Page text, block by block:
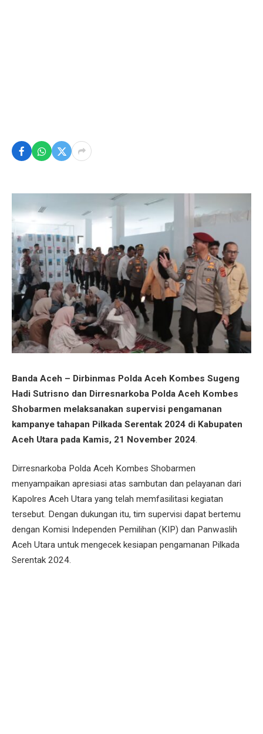
Banda Aceh – Dirbinmas Polda Aceh Kombes Sugeng
Hadi Sutrisno dan Dirresnarkoba Polda Aceh Kombes
Shobarmen melaksanakan supervisi pengamanan
kampanye tahapan Pilkada Serentak 2024 di Kabupaten
Aceh Utara pada Kamis, 21 November 2024
Dirresnarkoba Polda Aceh Kombes Shobarmen
menyampaikan apresiasi atas sambutan dan pelayanan dari
Kapolres Aceh Utara yang telah memfasilitasi kegiatan
tersebut. Dengan dukungan itu, tim supervisi dapat bertemu
dengan Komisi Independen Pemilihan (KIP) dan Panwaslih
Aceh Utara untuk mengecek kesiapan pengamanan Pilkada
Serentak 2024.